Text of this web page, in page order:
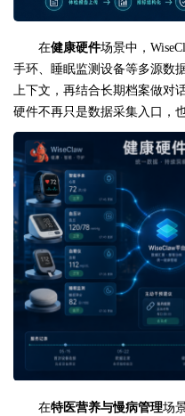
在健康硬件场景中，
手环、睡眠监测设备等多源数
上下文，再结合长期档案做对
硬件不再只是数据采集入口，
在特医营养与慢病管理场